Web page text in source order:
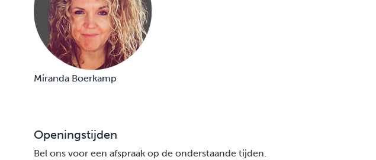
Miranda Boerkamp
Openingstijden
Bel ons voor een afspraak op de onderstaande tijden.